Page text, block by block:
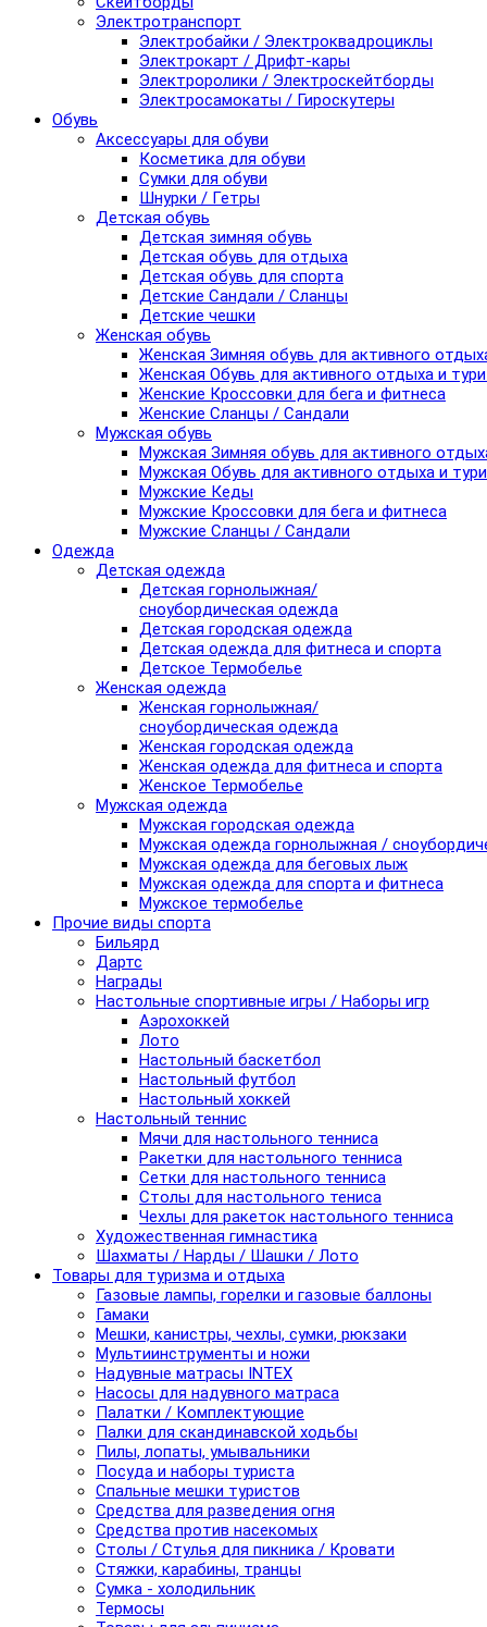
Электротранспорт
Электробайки / Электроквадроциклы
Электрокарт / Дрифт-кары
Электроролики / Электроскейтборды
Электросамокаты / Гироскутеры
Обувь
Аксессуары для обуви
Косметика для обуви
Сумки для обуви
Шнурки / Гетры
Детская обувь
Детская зимняя обувь
Детская обувь для отдыха
Детская обувь для спорта
Детские Сандали / Сланцы
Детские чешки
Женская обувь
Женская Зимняя обувь для активного
Женская Обувь для активного отдыха и
Женские Кроссовки для бега и фитнеса
Женские Сланцы / Сандали
Мужская обувь
Мужская Зимняя обувь для активного
Мужская Обувь для активного отдыха и
Мужские Кеды
Мужские Кроссовки для бега и фитнеса
Мужские Сланцы / Сандали
Одежда
Детская одежда
Детская горнолыжная/
сноубордическая одежда
Детская городская одежда
Детская одежда для фитнеса и спорта
Детское Термобелье
Женская одежда
Женская горнолыжная/
сноубордическая одежда
Женская городская одежда
Женская одежда для фитнеса и спорта
Женское Термобелье
Мужская одежда
Мужская городская одежда
Мужская одежда горнолыжная /
Мужская одежда для беговых лыж
Мужская одежда для спорта и фитнеса
Мужское термобелье
Прочие виды спорта
Бильярд
Дартс
Награды
Настольные спортивные игры / Наборы игр
Аэрохоккей
Лото
Настольный баскетбол
Настольный футбол
Настольный хоккей
Настольный теннис
Мячи для настольного тенниса
Ракетки для настольного тенниса
Сетки для настольного тенниса
Столы для настольного тениса
Чехлы для ракеток настольного тенниса
Художественная гимнастика
Шахматы / Нарды / Шашки / Лото
Товары для туризма и отдыха
Газовые лампы, горелки и газовые баллоны
Гамаки
Мешки, канистры, чехлы, сумки, рюкзаки
Мультиинструменты и ножи
Надувные матрасы INTEX
Насосы для надувного матраса
Палатки / Комплектующие
Палки для скандинавской ходьбы
Пилы, лопаты, умывальники
Посуда и наборы туриста
Спальные мешки туристов
Средства для разведения огня
Средства против насекомых
Столы / Стулья для пикника / Кровати
Стяжки, карабины, транцы
Сумка - холодильник
Термосы